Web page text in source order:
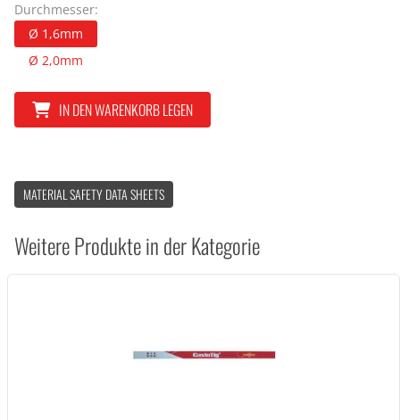
Durchmesser:
Ø 1,6mm
Ø 2,0mm
IN DEN WARENKORB LEGEN
MATERIAL SAFETY DATA SHEETS
Weitere Produkte in der Kategorie